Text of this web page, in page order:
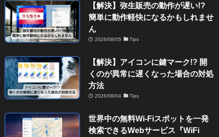
【解決】弥生販売の動作が遅い!?
簡単に動作軽快になるかもしれませ
ん
2026/08/05 Tips
【解決】アイコンに鍵マーク!? 開
くのが異常に遅くなった場合の対処
方法
2026/08/04 Tips
世界中の無料Wi-Fiスポットを一発
検索できるWebサービス『WiFi